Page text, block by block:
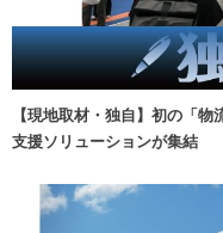
【現地取材・独自】初の「
支援ソリューションが集結